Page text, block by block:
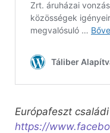
Európafeszt
https://